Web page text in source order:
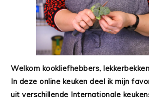
Welkom kookliefhebbers,
In deze online keuken deel ik mijn
uit verschillende Internationale